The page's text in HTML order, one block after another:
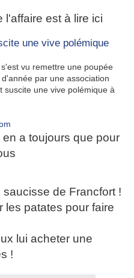
l'affaire est à lire ici
une vive polémique
vu remettre une poupée
par une association
une vive polémique à
a toujours que pour
de Francfort !
les patates pour faire
lui acheter une
!